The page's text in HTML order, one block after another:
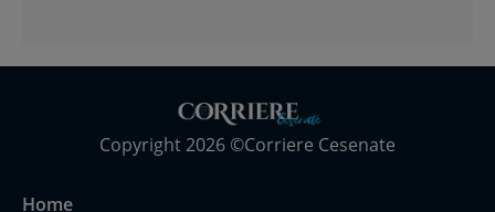
Copyright 2026 ©Corriere Cesenate
Home